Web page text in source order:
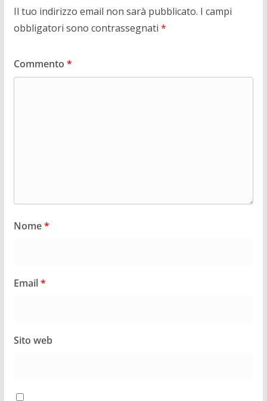
Il tuo indirizzo email non sarà pubblicato. I campi
obbligatori sono contrassegnati *
Commento *
Nome*
Email*
Sito web